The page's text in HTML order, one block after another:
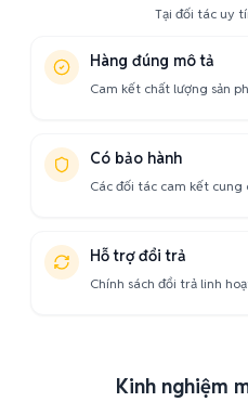
Tại đối tác uy
Hàng đúng mô tả
Cam kết chất lượng sản
Có bảo hành
Các đối tác cam kết cung
Hỗ trợ đổi trả
Chính sách đổi trả linh
Kinh nghiệm